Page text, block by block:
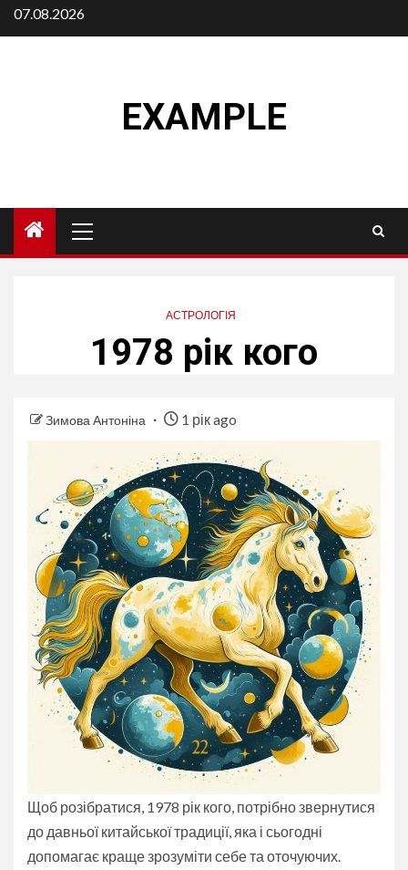
Skip
to
07.08.2026
EXAMPLE
Menu
АСТРОЛОГІЯ
1978 рік кого
Зимова Антоніна 1 рік ago
Щоб розібратися, 1978 рік кого, потрібно звернутися
до давньої китайської традиції, яка і сьогодні
допомагає краще зрозуміти себе та оточуючих.